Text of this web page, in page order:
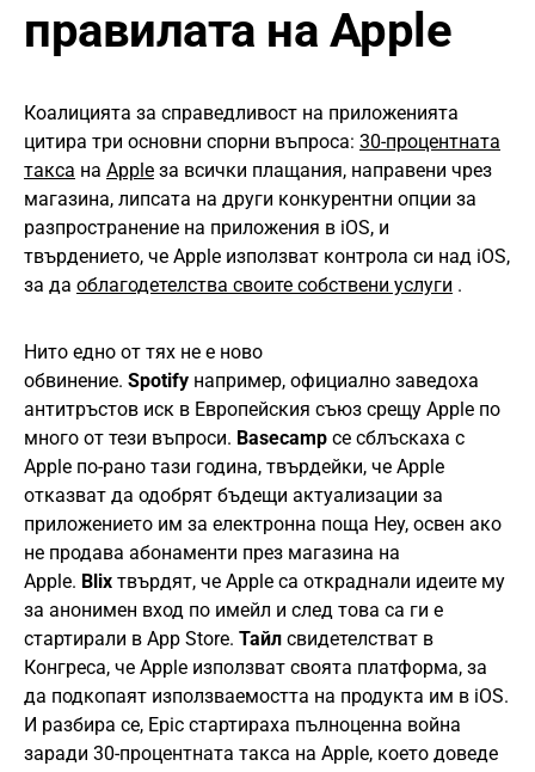
правилата на Apple
Коалицията за справедливост на приложенията
цитира три основни спорни въпроса: 30-процентната
такса на Apple за всички плащания, направени чрез
магазина, липсата на други конкурентни опции за
разпространение на приложения в iOS, и
твърдението, че Apple използват контрола си над iOS,
за да облагодетелства своите собствени услуги .
Нито едно от тях не е ново
обвинение. Spotify например, официално заведоха
антитръстов иск в Европейския съюз срещу Apple по
много от тези въпроси. Basecamp се сблъскаха с
Apple по-рано тази година, твърдейки, че Apple
отказват да одобрят бъдещи актуализации за
приложението им за електронна поща Hey, освен ако
не продава абонаменти през магазина на
Apple. Blix твърдят, че Apple са откраднали идеите му
за анонимен вход по имейл и след това са ги е
стартирали в App Store. Тайл свидетелстват в
Конгреса, че Apple използват своята платформа, за
да подкопаят използваемостта на продукта им в iOS.
И разбира се, Epic стартираха пълноценна война
заради 30-процентната такса на Apple, което доведе